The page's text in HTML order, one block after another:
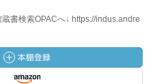
書検索OPACへ↓ https://indus.andre